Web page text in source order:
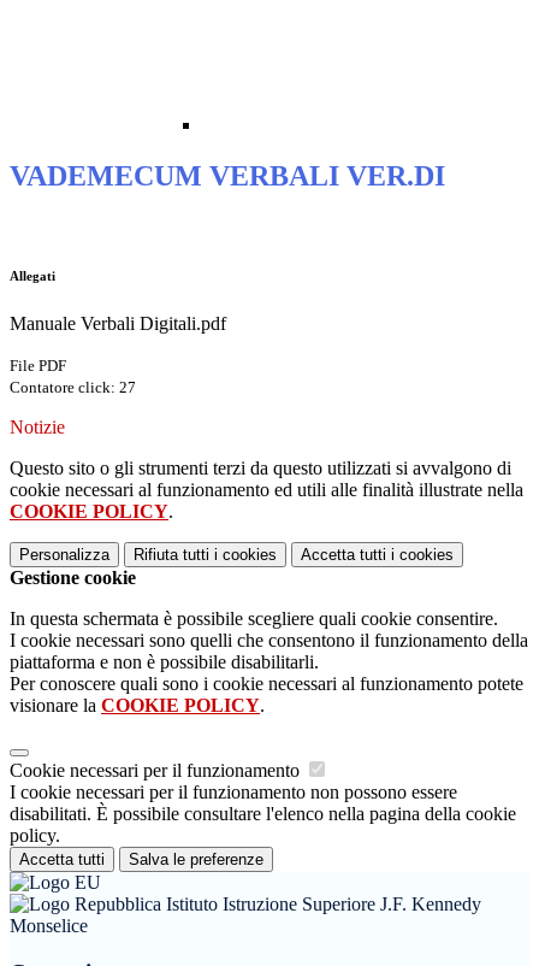
VADEMECUM VERBALI VER.DI
Allegati
Manuale Verbali Digitali.pdf
File PDF
Contatore click: 27
Notizie
Questo sito o gli strumenti terzi da questo utilizzati si avvalgono di
cookie necessari al funzionamento ed utili alle finalità illustrate nella
COOKIE POLICY.
Personalizza Rifiuta tutti i cookies Accetta tutti i cookies
Gestione cookie
In questa schermata è possibile scegliere quali cookie consentire.
I cookie necessari sono quelli che consentono il funzionamento della
piattaforma e non è possibile disabilitarli.
Per conoscere quali sono i cookie necessari al funzionamento potete
visionare la COOKIE POLICY.
Cookie necessari per il funzionamento
I cookie necessari per il funzionamento non possono essere
disabilitati. È possibile consultare l'elenco nella pagina della cookie
policy.
Accetta tutti Salva le preferenze
Istituto Istruzione Superiore J.F. Kennedy
Monselice